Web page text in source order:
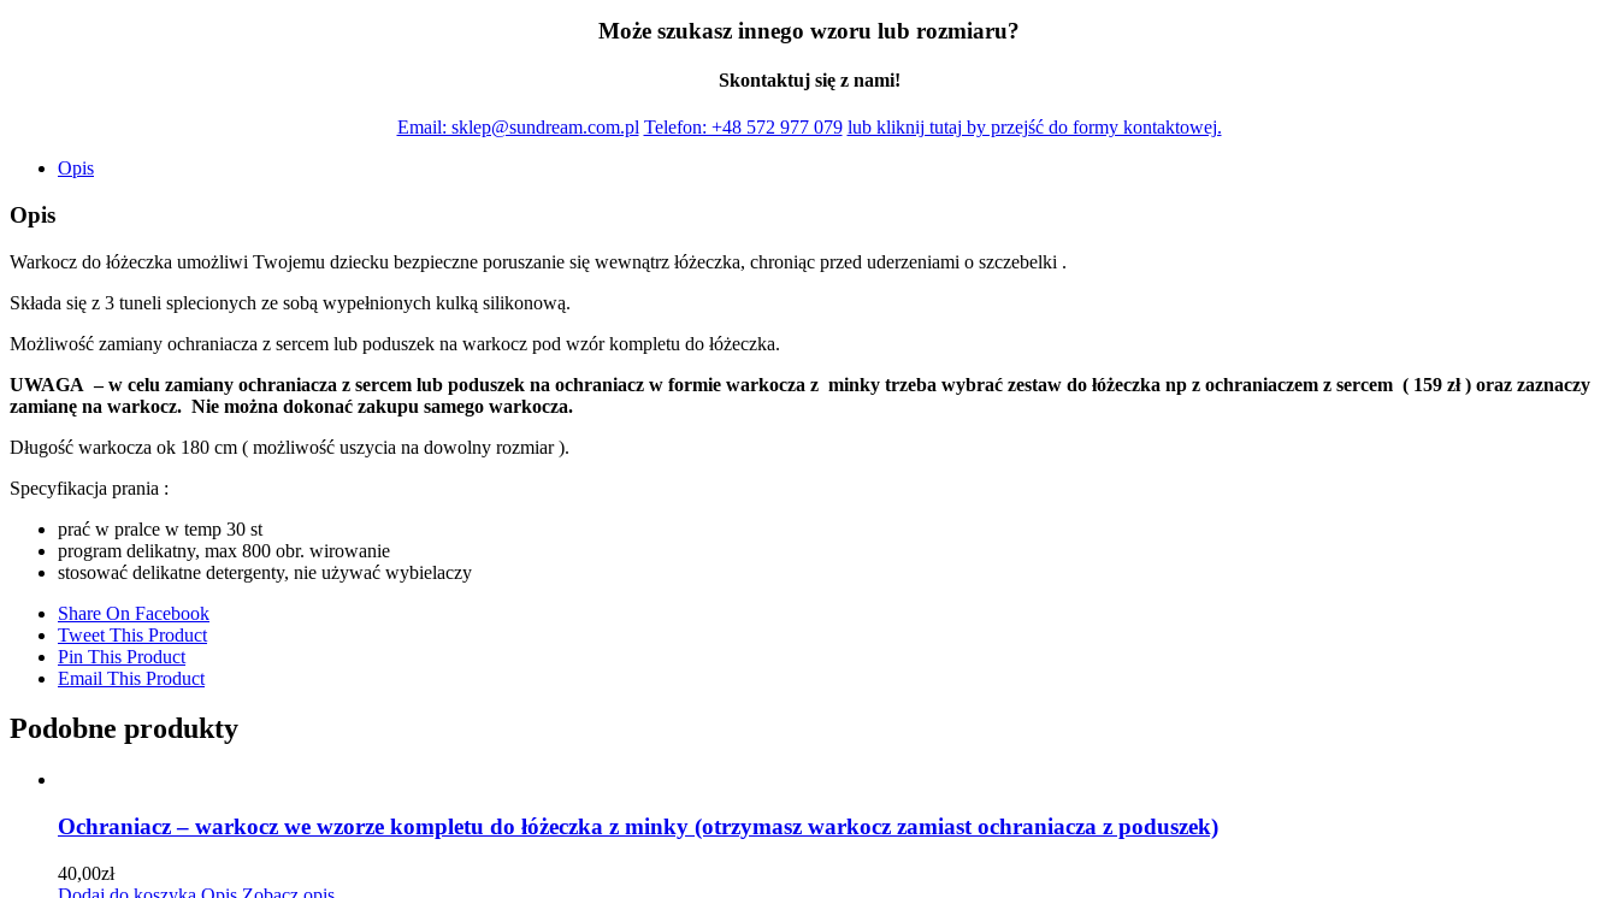
zamiast
z
sercem)
Może szukasz innego wzoru lub rozmiaru?
Skontaktuj się z nami!
Email: sklep@sundream.com.pl Telefon: +48 572 977 079 lub kliknij tutaj by przejść do formy kontaktowej.
Opis
Opis
Warkocz do łóżeczka umożliwi Twojemu dziecku bezpieczne poruszanie się wewnątrz łóżeczka, chroniąc przed uderzeniami o szczebelki .
Składa się z 3 tuneli splecionych ze sobą wypełnionych kulką silikonową.
Możliwość zamiany ochraniacza z sercem lub poduszek na warkocz pod wzór kompletu do łóżeczka.
UWAGA – w celu zamiany ochraniacza z sercem lub poduszek na ochraniacz w formie warkocza z minky trzeba wybrać zestaw do łóżeczka np z ochraniaczem z sercem ( 159 zł ) oraz zaznaczy
zamianę na warkocz. Nie można dokonać zakupu samego warkocza.
Długość warkocza ok 180 cm ( możliwość uszycia na dowolny rozmiar ).
Specyfikacja prania :
prać w pralce w temp 30 st
program delikatny, max 800 obr. wirowanie
stosować delikatne detergenty, nie używać wybielaczy
Share On Facebook
Tweet This Product
Pin This Product
Email This Product
Podobne produkty
Ochraniacz – warkocz we wzorze kompletu do łóżeczka z minky (otrzymasz warkocz zamiast ochraniacza z poduszek)
40,00zł